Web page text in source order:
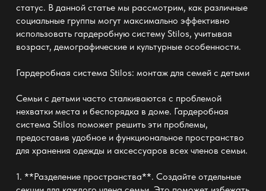
статус. В данной статье мы рассмотрим, как различные
социальные группы могут максимально эффективно
использовать гардеробную систему Stilos, учитывая
возраст, демографические и культурные особенности.
Гардеробная система Stilos: монтаждля семей с детьми
Семьи с детьми часто сталкиваются с проблемой
нехватки места и беспорядка в доме. Гардеробная
система Stilos поможет решить эти проблемы,
предоставив удобное и функциональное пространство
для хранения одежды и аксессуаров всех членов семьи.
1. **Разделение пространства**. Создайте отдельные